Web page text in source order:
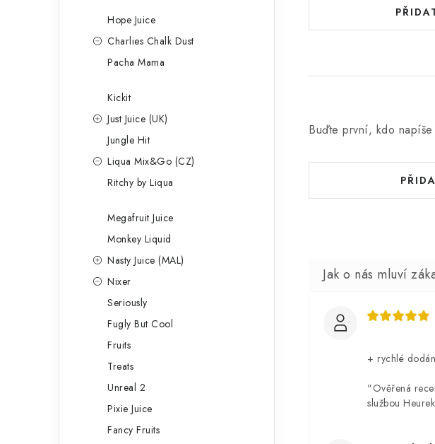
Hope Juice
Charlies Chalk Dust
Pacha Mama
Kickit
Just Juice (UK)
Jungle Hit
Liqua Mix&Go (CZ)
Ritchy by Liqua
Megafruit Juice
Monkey Liquid
Nasty Juice (MAL)
Nixer
Seriously
Fugly But Cool
Fruits
Treats
Unreal 2
Pixie Juice
Fancy Fruits
Buďte první, kdo
+ rychlé
"Ověřená
službou